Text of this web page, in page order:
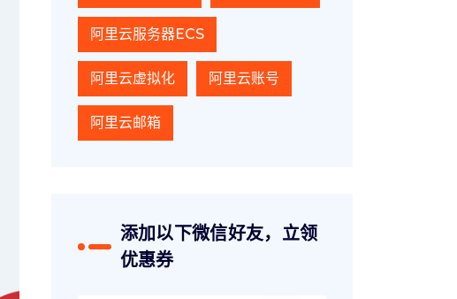
阿里云服务器ECS
阿里云虚拟化 阿里云账号
阿里云邮箱
添加以下微信好友，立领
优惠券